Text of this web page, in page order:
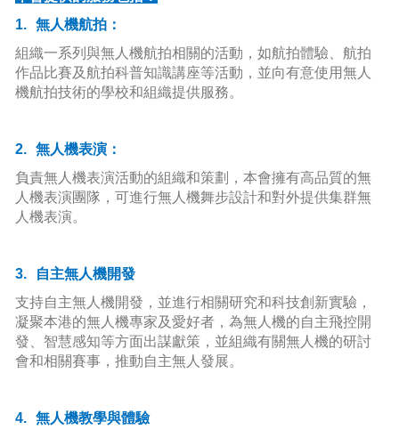
1.
無人機航拍：
組織一系列與無人機航拍相關的活動，如航拍體驗、航拍
作品比賽及航拍科普知識講座等活動，並向有意使用無人
機航拍技術的學校和組織提供服務。
2.
無人機表演：
負責無人機表演活動的組織和策劃，本會擁有高品質的無
人機表演團隊，可進行無人機舞步設計和對外提供集群無
人機表演。
3.
自主無人機開發
支持自主無人機開發，並進行相關研究和科技創新實驗，
凝聚本港的無人機專家及愛好者，為無人機的自主飛控開
發、智慧感知等方面出謀獻策，並組織有關無人機的研討
會和相關賽事，推動自主無人發展。
4.
無人機教學與體驗